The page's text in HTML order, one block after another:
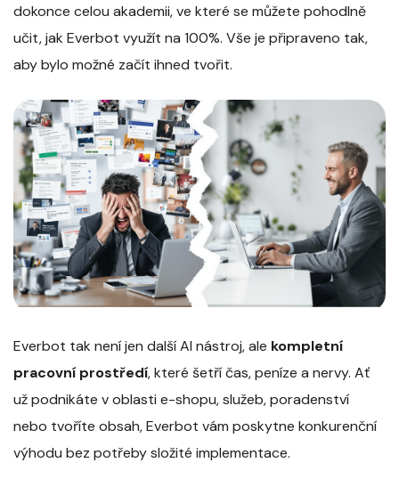
dokonce celou akademii, ve které se můžete pohodlně
učit, jak Everbot využít na 100%. Vše je připraveno tak,
aby bylo možné začít ihned tvořit.
Everbot tak není jen další AI nástroj, ale kompletní
pracovní prostředí, které šetří čas, peníze a nervy. Ať
už podnikáte v oblasti e-shopu, služeb, poradenství
nebo tvoříte obsah, Everbot vám poskytne konkurenční
výhodu bez potřeby složité implementace.